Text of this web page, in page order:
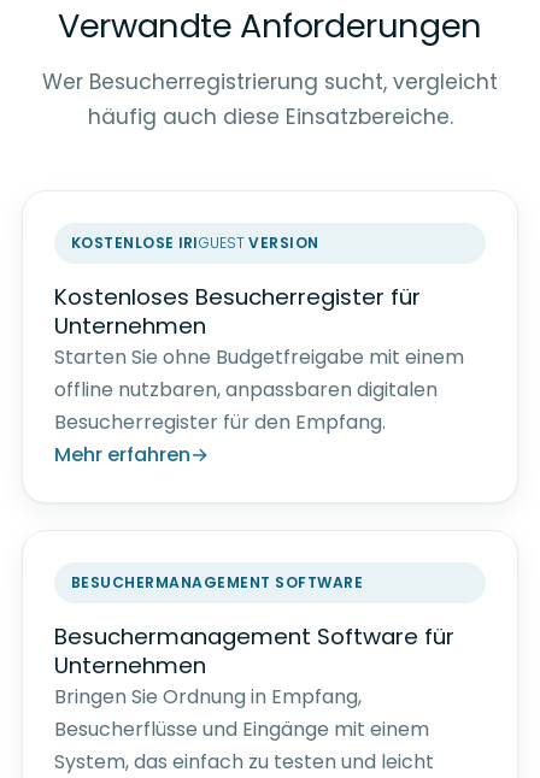
Verwandte Anforderungen
Wer Besucherregistrierung sucht, vergleicht
häufig auch diese Einsatzbereiche.
KOSTENLOSE IRIGUESTVERSION
Kostenloses Besucherregister für
Unternehmen
Starten Sie ohne Budgetfreigabe mit einem
offline nutzbaren, anpassbaren digitalen
Besucherregister für den Empfang.
Mehr erfahren
BESUCHERMANAGEMENT SOFTWARE
Besuchermanagement Software für
Unternehmen
Bringen Sie Ordnung in Empfang,
Besucherflüsse und Eingänge mit einem
System, das einfach zu testen und leicht